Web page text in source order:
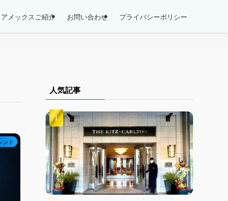
メックスご紹介 お問い合わせ プライバシーポリシー
ンド
人気記事